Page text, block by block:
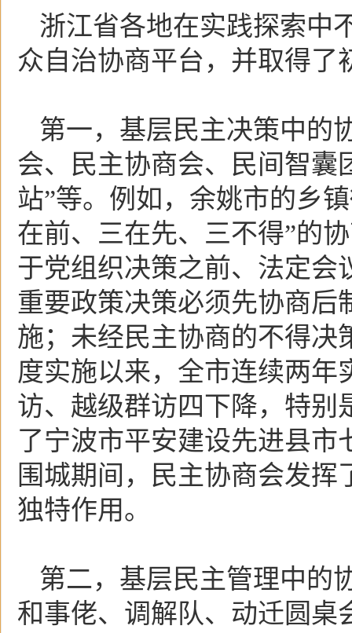
浙江省各地在实践探索中
众自治协商平台，并取得了
第一，基层民主决策中的
会、民主协商会、民间智囊
站”等。例如，余姚市的乡
在前、三在先、三不得”的
于党组织决策之前、法定会
重要政策决策必须先协商后
施；未经民主协商的不得决
度实施以来，全市连续两年
访、越级群访四下降，特别
了宁波市平安建设先进县市
围城期间，民主协商会发
独特作用。
第二，基层民主管理中的
和事佬、调解队、动迁圆桌